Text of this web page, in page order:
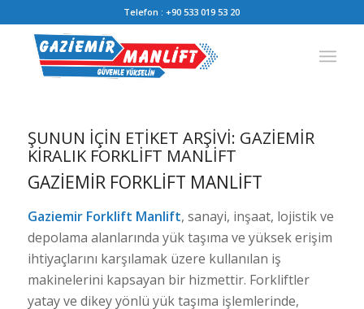
Telefon :+90 533 019 53 20
ŞUNUN IÇIN ETIKET ARŞIVI: GAZIEMIR
KIRALIK FORKLIFT MANLIFT
GAZIEMIR FORKLIFT MANLIFT
Gaziemir Forklift Manlift, sanayi, inşaat, lojistik ve
depolama alanlarında yük taşıma ve yüksek erişim
ihtiyaçlarını karşılamak üzere kullanılan iş
makinelerini kapsayan bir hizmettir. Forkliftler
yatay ve dikey yönlü yük taşıma işlemlerinde,